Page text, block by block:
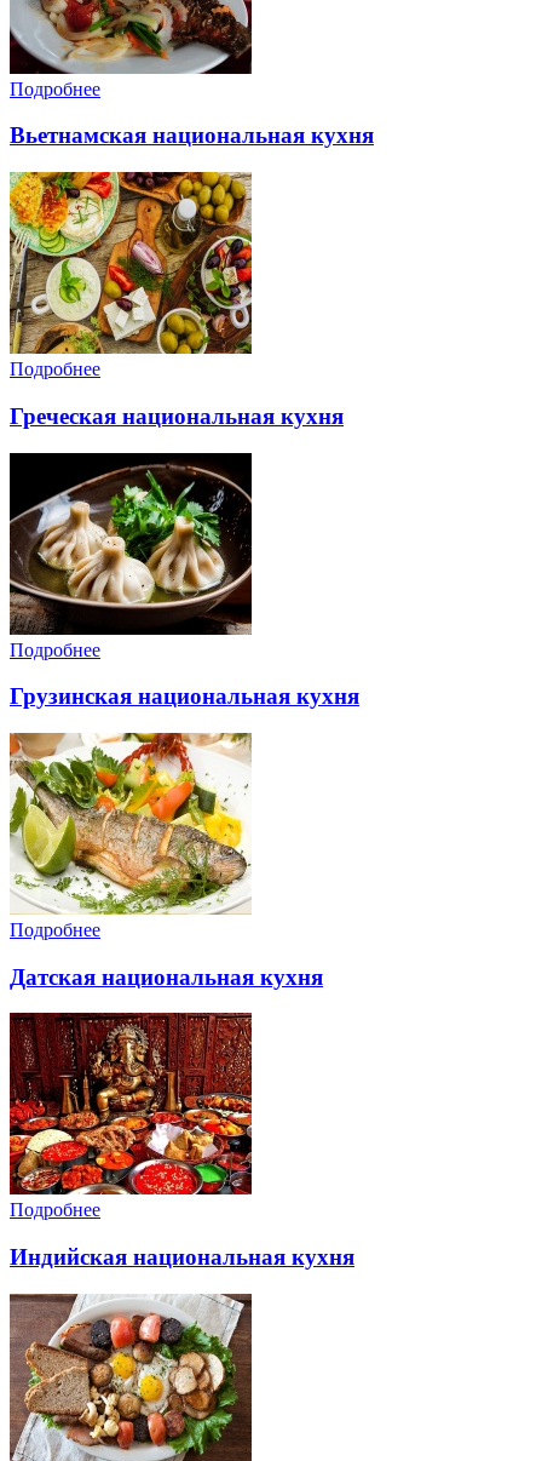
Подробнее
Вьетнамская национальная кухня
Подробнее
Греческая национальная кухня
Подробнее
Грузинская национальная кухня
Подробнее
Датская национальная кухня
Подробнее
Индийская национальная кухня